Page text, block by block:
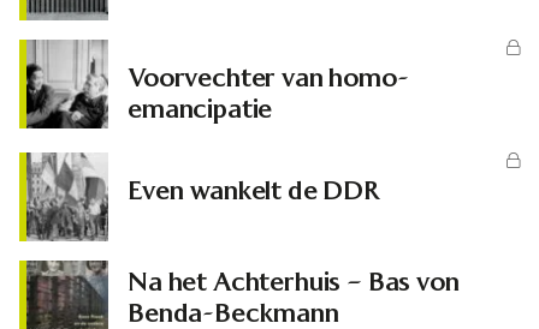
Voorvechter van homo-
emancipatie
Even wankelt de DDR
Na het Achterhuis – Bas von
Benda-Beckmann